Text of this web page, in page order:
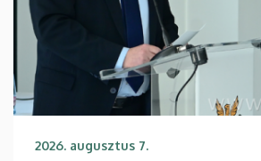
2026. augusztus 7.